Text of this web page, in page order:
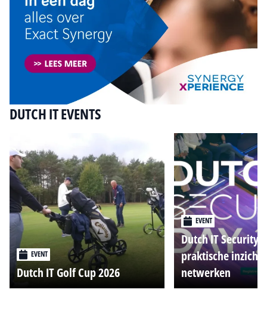
DUTCH IT EVENTS
EVENT
Dutch IT Golf Cup 2026
EVENT
Dutch IT Security
praktische
netwerken